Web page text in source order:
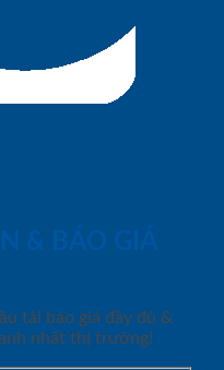
& BÁO GIÁ
tải báo giá đầy đủ &
nhất thị trường!